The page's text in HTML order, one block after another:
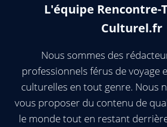
L'équipe Rencontre-
Culturel.fr
Nous sommes des
professionnels férus de voyage
culturelles en tout genre. Nous
vous proposer du contenu de
le monde tout en restant